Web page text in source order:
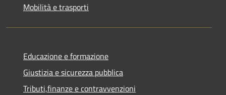
Mobilità e trasporti
Educazione e formazione
Giustizia e sicurezza pubblica
Tributi,finanze e contravvenzioni